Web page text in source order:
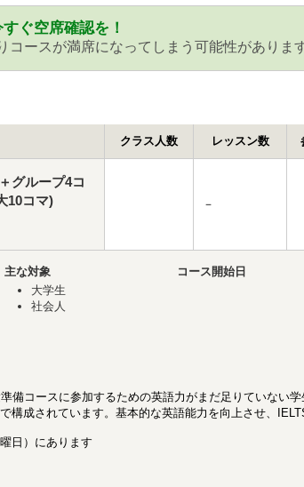
ぐ空席確認を！
コースが満席になってしまう可能性があります
クラス人数 レッスン数
グループ4コ
10コマ)
－
主な対象
大学生
社会人
コース開始日
備コースに参加するための英語力がまだ足りていない
構成されています。基本的な英語能力を向上させ、
日）にあります